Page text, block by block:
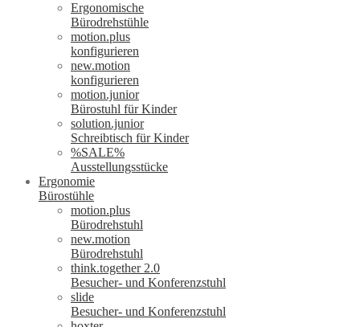
Ergonomische
Bürodrehstühle
motion.plus
konfigurieren
new.motion
konfigurieren
motion.junior
Bürostuhl für Kinder
solution.junior
Schreibtisch für Kinder
%SALE%
Ausstellungsstücke
Ergonomie
Bürostühle
motion.plus
Bürodrehstuhl
new.motion
Bürodrehstuhl
think.together 2.0
Besucher- und Konferenzstuhl
slide
Besucher- und Konferenzstuhl